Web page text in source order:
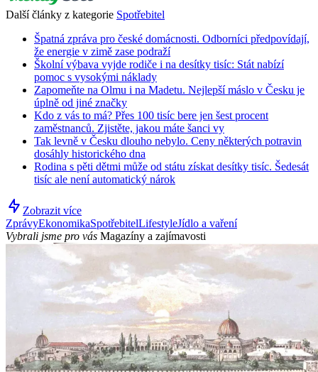
Další články z kategorie Spotřebitel
Špatná zpráva pro české domácnosti. Odborníci předpovídají,
že energie v zimě zase podraží
Školní výbava vyjde rodiče i na desítky tisíc: Stát nabízí
pomoc s vysokými náklady
Zapomeňte na Olmu i na Madetu. Nejlepší máslo v Česku je
úplně od jiné značky
Kdo z vás to má? Přes 100 tisíc bere jen šest procent
zaměstnanců. Zjistěte, jakou máte šanci vy
Tak levně v Česku dlouho nebylo. Ceny některých potravin
dosáhly historického dna
Rodina s pěti dětmi může od státu získat desítky tisíc. Šedesát
tisíc ale není automatický nárok
Zobrazit více
ZprávyEkonomikaSpotřebitelLifestyleJídlo a vaření
Vybrali jsme pro vás Magazíny a zajímavosti